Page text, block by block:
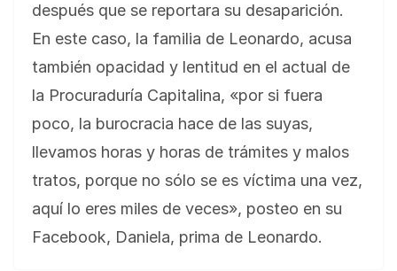
después que se reportara su desaparición.
En este caso, la familia de Leonardo, acusa
también opacidad y lentitud en el actual de
la Procuraduría Capitalina, «por si fuera
poco, la burocracia hace de las suyas,
llevamos horas y horas de trámites y malos
tratos, porque no sólo se es víctima una vez,
aquí lo eres miles de veces», posteo en su
Facebook, Daniela, prima de Leonardo.